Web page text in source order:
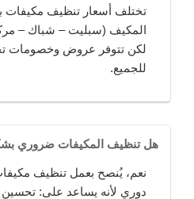
تختلف أسعار تنظيف مكيفات
المكيف (سبليت – شباك –
لكن تتوفر عروض وخصومات
للجميع.
هل تنظيف المكيفات ضروري
نعم، يُنصح بعمل تنظيف
دوري لأنه يساعد على: تحسين